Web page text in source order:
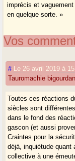
imprécis et
en quelque sorte. »
Vos
# Le 26 avril 2019 à
Tauromachie
Toutes ces réactions
siècles sont
dans le fond des
gascon (et aussi
Craintes pour la
déjà, inquiétude quant
collective à une